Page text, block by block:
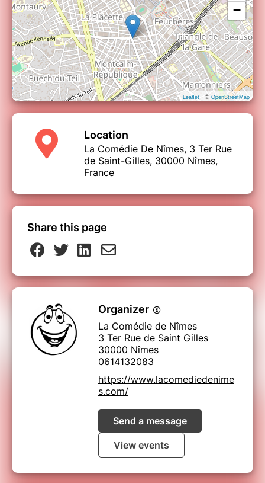
−
Leaflet | © OpenStreetMap
Location
La Comédie De Nîmes, 3 Ter Rue
de Saint-Gilles, 30000 Nîmes,
France
Share this page
Organizer
La Comédie de Nîmes
3 Ter Rue de Saint Gilles
30000 Nîmes
0614132083
https://www.lacomediedenime
s.com/
Send a message
View events